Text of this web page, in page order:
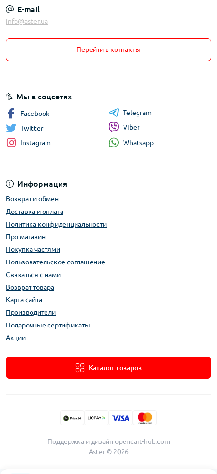
E-mail
info@aster.ua
Перейти в контакты
Информация
Возврат и обмен
Доставка и оплата
Политика конфиденциальности
Про магазин
Покупка частями
Пользовательское соглашение
Связаться с нами
Возврат товара
Карта сайта
Производители
Подарочные сертификаты
Акции
Каталог товаров
Мы в соцсетях
Facebook
Twitter
Instagram
Telegram
Viber
Whatsapp
Поддержка и дизайн opencart-hub.com
Aster © 2026